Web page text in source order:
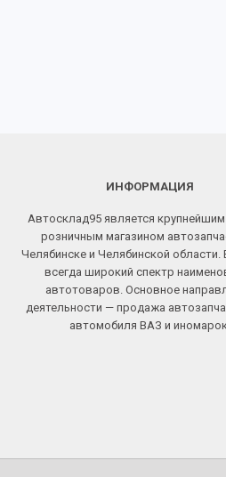
ИНФОРМАЦИЯ
Автосклад95 является
розничным магазином
Челябинске и Челябинской области.
всегда широкий спектр
автотоваров. Основное
деятельности — продажа
автомобиля ВАЗ и